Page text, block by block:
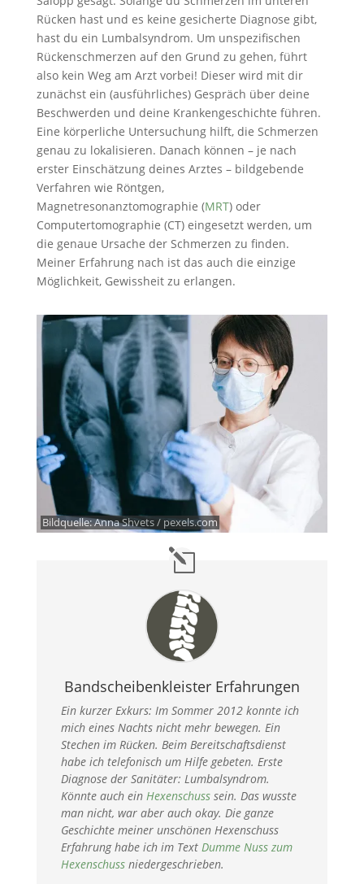
Rücken hast und es keine gesicherte Diagnose gibt,
hast du ein Lumbalsyndrom. Um unspezifischen
Rückenschmerzen auf den Grund zu gehen, führt
also kein Weg am Arzt vorbei! Dieser wird mit dir
zunächst ein (ausführliches) Gespräch über deine
Beschwerden und deine Krankengeschichte führen.
Eine körperliche Untersuchung hilft, die Schmerzen
genau zu lokalisieren. Danach können – je nach
erster Einschätzung deines Arztes – bildgebende
Verfahren wie Röntgen,
Magnetresonanztomographie (MRT) oder
Computertomographie (CT) eingesetzt werden, um
die genaue Ursache der Schmerzen zu finden.
Meiner Erfahrung nach ist das auch die einzige
Möglichkeit, Gewissheit zu erlangen.
Bildquelle:Anna Shvets / pexels.com
Bandscheibenkleister Erfahrungen
Ein kurzer Exkurs: Im Sommer 2012 konnte ich
mich eines Nachts nicht mehr bewegen. Ein
Stechen im Rücken. Beim Bereitschaftsdienst
habe ich telefonisch um Hilfe gebeten. Erste
Diagnose der Sanitäter: Lumbalsyndrom.
Könnte auch ein Hexenschusssein. Das wusste
man nicht, war aber auch okay. Die ganze
Geschichte meiner unschönen Hexenschuss
Erfahrung habe ich im Text Dumme Nuss zum
Hexenschussniedergeschrieben.